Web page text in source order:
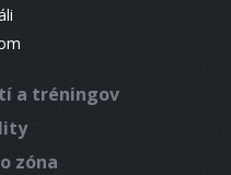
a tréningov
zóna